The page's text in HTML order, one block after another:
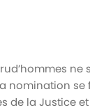
ne
nomination
de la Justice